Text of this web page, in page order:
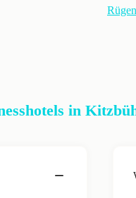
Rügen
in